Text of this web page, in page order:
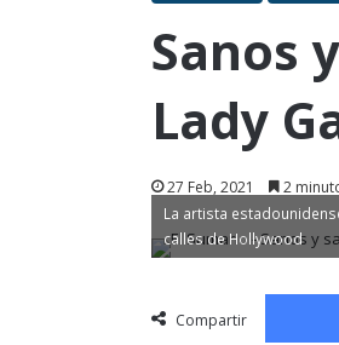
Sanos
Lady
27 Feb, 2021 2
La artista
calles de Hollywood
Compartir